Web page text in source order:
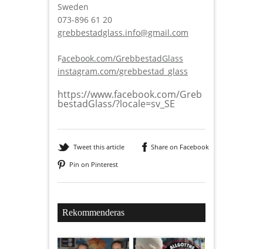
Sweden
073-896 61 20
grebbestadglass.info@gmail.com
Facebook.com/GrebbestadGlass
instagram.com/grebbestad_glass
https://www.facebook.com/Greb
bestadGlass/?locale=sv_SE
Tweet this article
Share on Facebook
Pin on Pinterest
Rekommenderas